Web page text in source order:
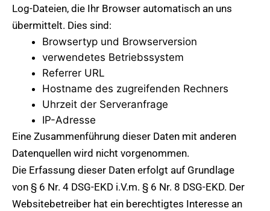
Log-Dateien, die Ihr Browser automatisch an uns
übermittelt. Dies sind:
Browsertyp und Browserversion
verwendetes Betriebssystem
Referrer URL
Hostname des zugreifenden Rechners
Uhrzeit der Serveranfrage
IP-Adresse
Eine Zusammenführung dieser Daten mit anderen
Datenquellen wird nicht vorgenommen.
Die Erfassung dieser Daten erfolgt auf Grundlage
von § 6 Nr. 4 DSG-EKD i.V.m. § 6 Nr. 8 DSG-EKD. Der
Websitebetreiber hat ein berechtigtes Interesse an